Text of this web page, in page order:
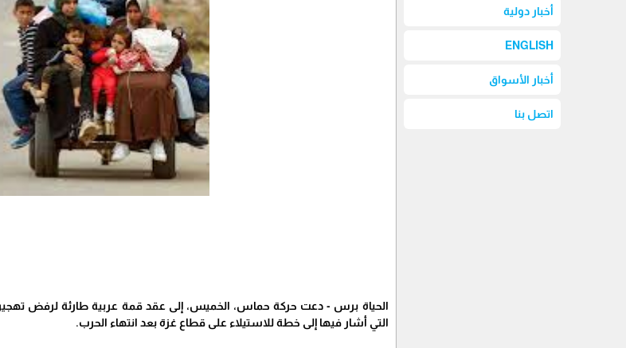
أخبار دولية
ENGLISH
أخبار الأسواق
اتصل بنا
الحياة برس - دعت حركة حماس، الخميس، إلى عقد قمة عربية طارئة لرفض تهجير
التي أشار فيها إلى خطة للاستيلاء على قطاع غزة بعد انتهاء الحرب.